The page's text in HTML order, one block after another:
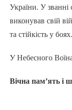
України. У
виконував свій
та стійкість у боях.
У Небесного
Вічна пам’ять і